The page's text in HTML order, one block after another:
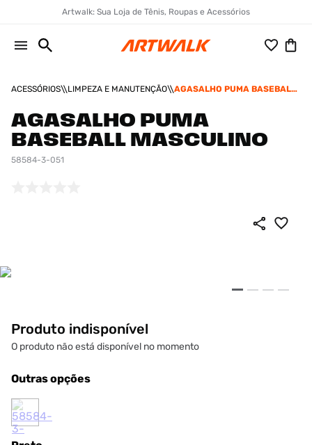
Artwalk: Sua Loja de Tênis, Roupas e Acessórios
ACESSÓRIOS LIMPEZA E MANUTENÇÃO
AGASALHO PUMA BASEBALL
AGASALHO PUMA
BASEBALL MASCULINO
58584-3-051
Produto indisponível
O produto não está disponível no momento
Outras opções